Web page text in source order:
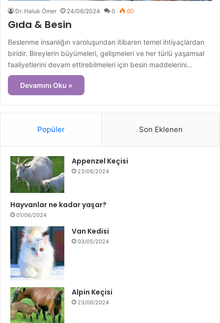
Dr. Haluk Ömer 24/06/2024 0 60
Gıda & Besin
Beslenme insanlığın varoluşundan itibaren temel ihtiyaçlardan
biridir. Bireylerin büyümeleri, gelişmeleri ve her türlü yaşamsal
faaliyetlerini devam ettirebilmeleri için besin maddelerini…
Devamını Oku »
Popüler Son Eklenen
Appenzel Keçisi
23/06/2024
Hayvanlar ne kadar yaşar?
01/06/2024
Van Kedisi
03/05/2024
Alpin Keçisi
23/06/2024